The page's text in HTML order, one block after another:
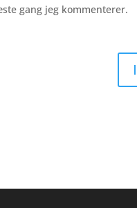
gang jeg kommenterer.